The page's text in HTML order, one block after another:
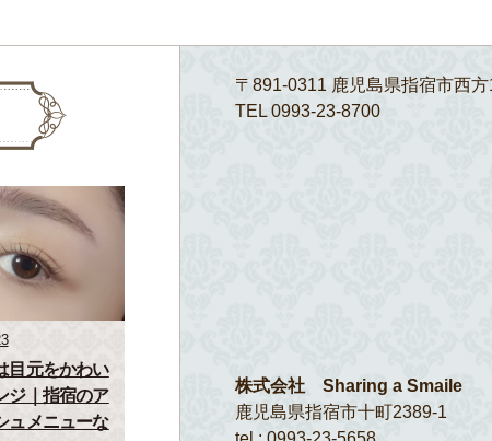
目元をかわい
ジ｜指宿のア
ュメニューな
〒891-0311 鹿児島県指宿市西
TEL 0993-23-8700
株式会社 Sharing a Smaile
鹿児島県指宿市十町2389-1